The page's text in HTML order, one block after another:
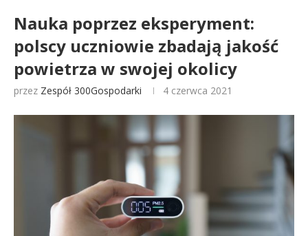
Nauka poprzez eksperyment:
polscy uczniowie zbadają jakość
powietrza w swojej okolicy
przez Zespół 300Gospodarki 4 czerwca 2021